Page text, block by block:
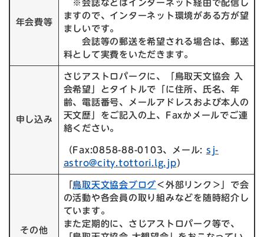
年会費等
※会誌などはインターネット経由で配信し
ますので、インターネット環境がある方が望
ましいです。
会誌等の郵送を希望される場合は、郵送
料として実費をいただきます。
申し込み
さじアストロパークに、「鳥取天文協会 入
会希望」とタイトルで「に住所、氏名、年
齢、電話番号、メールアドレスおよび本人の
天文歴」をご記入の上、Faxかメールでご連
絡ください。
（Fax:0858-88-0103、メール: sj-
astro@city.tottori.lg.jp ）
その他
鳥取天文協会ブログ ＜外部リンク＞
」で会
の活動や各会員の取り組みなどを随時紹介し
ています。
また定期的に、さじアストロパーク等で、